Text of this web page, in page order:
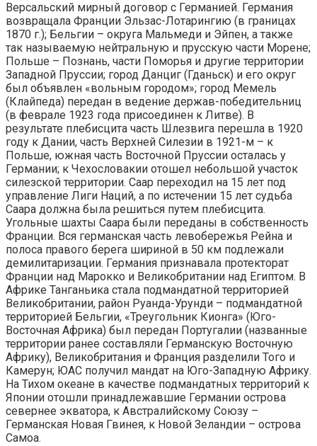
Версальский мирный договор с Германией. Германия
возвращала Франции Эльзас-Лотарингию (в границах
1870 г.); Бельгии – округа Мальмеди и Эйпен, а также
так называемую нейтральную и прусскую части Морене;
Польше – Познань, части Поморья и другие территории
Западной Пруссии; город Данциг (Гданьск) и его округ
был объявлен «вольным городом»; город Мемель
(Клайпеда) передан в ведение держав-победительниц
(в феврале 1923 года присоединен к Литве). В
результате плебисцита часть Шлезвига перешла в 1920
году к Дании, часть Верхней Силезии в 1921-м – к
Польше, южная часть Восточной Пруссии осталась у
Германии; к Чехословакии отошел небольшой участок
силезской территории. Саар переходил на 15 лет под
управление Лиги Наций, а по истечении 15 лет судьба
Саара должна была решиться путем плебисцита.
Угольные шахты Саара были переданы в собственность
Франции. Вся германская часть левобережья Рейна и
полоса правого берега шириной в 50 км подлежали
демилитаризации. Германия признавала протекторат
Франции над Марокко и Великобритании над Египтом. В
Африке Танганьика стала подмандатной территорией
Великобритании, район Руанда-Урунди – подмандатной
территорией Бельгии, «Треугольник Кионга» (Юго-
Восточная Африка) был передан Португалии (названные
территории ранее составляли Германскую Восточную
Африку), Великобритания и Франция разделили Того и
Камерун; ЮАС получил мандат на Юго-Западную Африку.
На Тихом океане в качестве подмандатных территорий к
Японии отошли принадлежавшие Германии острова
севернее экватора, к Австралийскому Союзу –
Германская Новая Гвинея, к Новой Зеландии – острова
Самоа.